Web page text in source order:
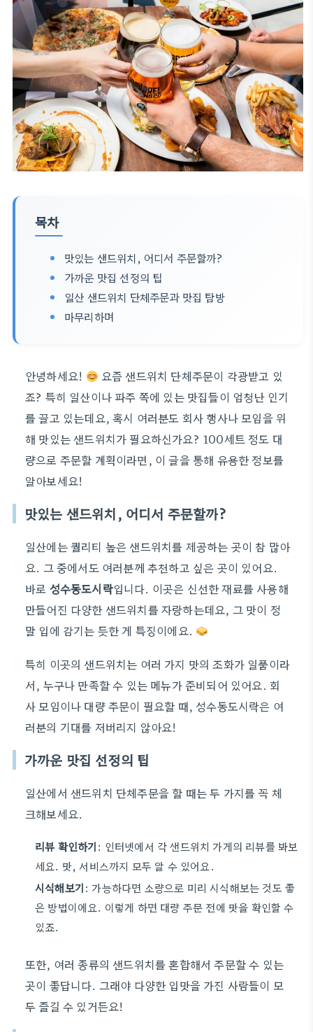
목차
맛있는 샌드위치, 어디서 주문할까?
가까운 맛집 선정의 팁
일산 샌드위치 단체주문과 맛집 탐방
마무리하며
안녕하세요!
요즘 샌드위치 단체주문이 각광받고 있
죠? 특히 일산이나 파주 쪽에 있는 맛집들이 엄청난 인기
를 끌고 있는데요, 혹시 여러분도 회사 행사나 모임을 위
해 맛있는 샌드위치가 필요하신가요? 100세트 정도 대
량으로 주문할 계획이라면, 이 글을 통해 유용한 정보를
알아보세요!
맛있는 샌드위치, 어디서 주문할까?
일산에는 퀄리티 높은 샌드위치를 제공하는 곳이 참 많아
요. 그 중에서도 여러분께 추천하고 싶은 곳이 있어요.
바로 성수동도시락입니다. 이곳은 신선한 재료를 사용해
만들어진 다양한 샌드위치를 자랑하는데요, 그 맛이 정
말 입에 감기는 듯한 게 특징이에요.
특히 이곳의 샌드위치는 여러 가지 맛의 조화가 일품이라
서, 누구나 만족할 수 있는 메뉴가 준비되어 있어요. 회
사 모임이나 대량 주문이 필요할 때, 성수동도시락은 여
러분의 기대를 저버리지 않아요!
가까운 맛집 선정의 팁
일산에서 샌드위치 단체주문을 할 때는 두 가지를 꼭 체
크해보세요.
리뷰 확인하기: 인터넷에서 각 샌드위치 가게의 리뷰를 봐보
세요. 맛, 서비스까지 모두 알 수 있어요.
시식해보기: 가능하다면 소량으로 미리 시식해보는 것도 좋
은 방법이에요. 이렇게 하면 대량 주문 전에 맛을 확인할 수
있죠.
또한, 여러 종류의 샌드위치를 혼합해서 주문할 수 있는
곳이 좋답니다. 그래야 다양한 입맛을 가진 사람들이 모
두 즐길 수 있거든요!